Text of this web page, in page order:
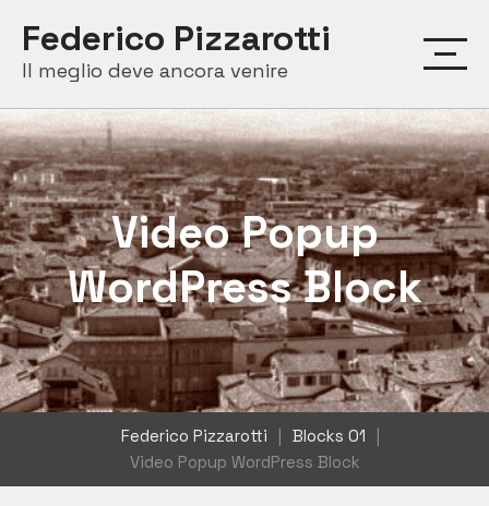
content
Federico Pizzarotti
Il meglio deve ancora venire
Video Popup
WordPress Block
Federico Pizzarotti | Blocks 01
|
Video Popup WordPress Block